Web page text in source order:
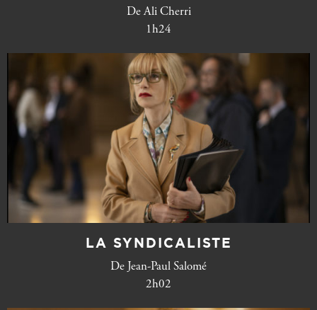
De Ali Cherri
1h24
LA SYNDICALISTE
De Jean-Paul Salomé
2h02